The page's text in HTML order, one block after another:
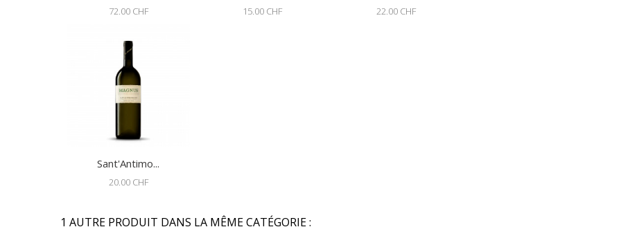
72.00 CHF 15.00 CHF 22.00 CHF
Sant'Antimo...
20.00 CHF
1 AUTRE PRODUIT DANS LA MÊME CATÉGORIE :